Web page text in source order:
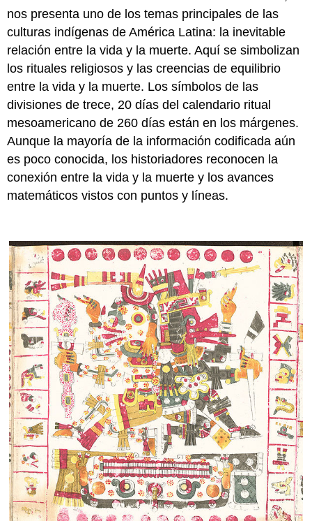
nos presenta uno de los temas principales de las
culturas indígenas de América Latina: la inevitable
relación entre la vida y la muerte. Aquí se simbolizan
los rituales religiosos y las creencias de equilibrio
entre la vida y la muerte. Los símbolos de las
divisiones de trece, 20 días del calendario ritual
mesoamericano de 260 días están en los márgenes.
Aunque la mayoría de la información codificada aún
es poco conocida, los historiadores reconocen la
conexión entre la vida y la muerte y los avances
matemáticos vistos con puntos y líneas.